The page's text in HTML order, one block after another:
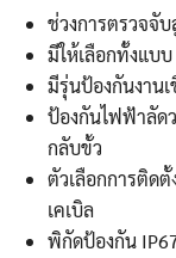
ช่วงการตรวจจั
มีให้เลือกทั้งแบ
มีรุ่นป้องกันงานเ
ป้องกันไฟฟ้าลัด
กลับขั้ว
ตัวเลือกการติดตั้
เคเบิล
พิกัดป้องกัน